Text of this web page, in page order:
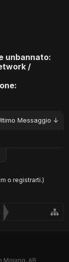
unbannato:
/
Messaggio ↓
o registrarti.)
AB